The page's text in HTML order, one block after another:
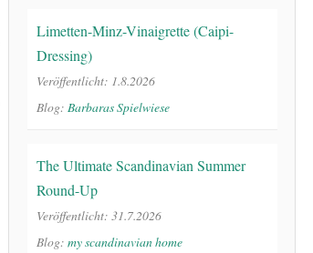
Limetten-Minz-Vinaigrette (Caipi-
Dressing)
Veröffentlicht: 1.8.2026
Blog: Barbaras Spielwiese
The Ultimate Scandinavian Summer
Round-Up
Veröffentlicht: 31.7.2026
Blog: my scandinavian home